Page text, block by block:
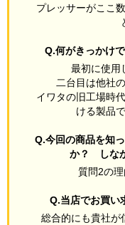
プレッサーがここ
Q.何がきっかけ
最初に使用
二台目は他社
イワタの旧工場時
ける製品
Q.今回の商品を知
か？ しな
質問2の理
Q.当店でお買い
総合的にも貴社が